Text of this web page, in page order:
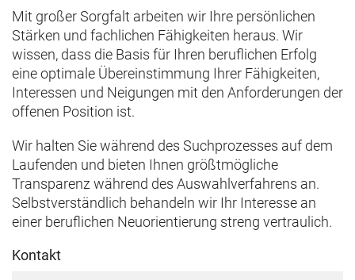
Mit großer Sorgfalt arbeiten wir Ihre persönlichen
Stärken und fachlichen Fähigkeiten heraus. Wir
wissen, dass die Basis für Ihren beruflichen Erfolg
eine optimale Übereinstimmung Ihrer Fähigkeiten,
Interessen und Neigungen mit den Anforderungen der
offenen Position ist.
Wir halten Sie während des Suchprozesses auf dem
Laufenden und bieten Ihnen größtmögliche
Transparenz während des Auswahlverfahrens an.
Selbstverständlich behandeln wir Ihr Interesse an
einer beruflichen Neuorientierung streng vertraulich.
Kontakt